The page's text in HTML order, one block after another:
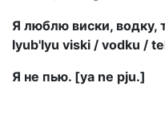
Я люблю виски, водку,
lyub'lyu viski / vodku /
Я не пью. [ya ne pju.]